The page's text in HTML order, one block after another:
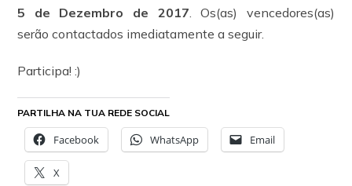
5 de Dezembro de 2017 . Os(as) vencedores(as)
serão contactados imediatamente a seguir.
Participa! :)
PARTILHA NA TUA REDE SOCIAL
Facebook WhatsApp Email
X